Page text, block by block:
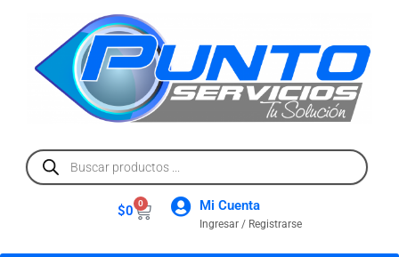
$0 0 Mi Cuenta
Ingresar / Registrarse